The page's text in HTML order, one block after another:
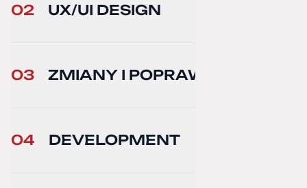
02 UX/UI DESIGN
03 ZMIANY I POPRAWKI
04 DEVELOPMENT